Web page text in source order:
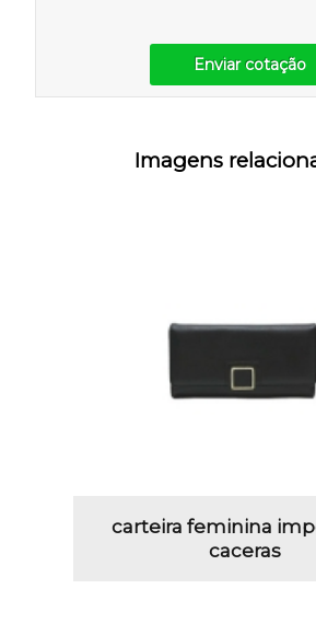
Enviar cotação
Imagens
carteira feminina
caceras